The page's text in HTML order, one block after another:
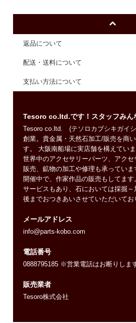
返品について
配送・送料について
支払い方法について
Tesoro co.ltd.です！スタッフみん
Tesoro co.ltd. (テソロカブシキガイ
創業。貴金属・天然石加工/販売を商
す。 大阪南船場に実店舗を構えてい
世界中のアクセサリーパーツ、アク
販売、鉱物の加工や修理も承ってい
開催中で、作家作品の販売もしてま
サービスもあり、石においては採掘
後までおつきあいさせていただいてお
メールアドレス
info@parts-kobo.com
電話番号
0888795185 ※営業電話はお断りしま
販売業者
Tesoro株式会社